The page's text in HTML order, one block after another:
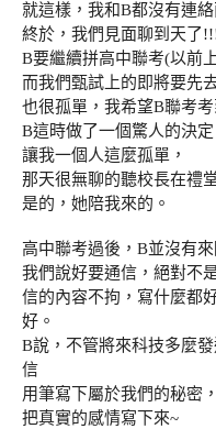
就這樣，我和B都沒有連
終於，我們見面聊到天了
B要繼續拼高中聯考(以前
而我們甄試上的即將要先
也很孤單，我希望B聯考
B這時做了一個驚人的決
讓我一個人這麼孤單，
那天很無聊的聽校長在禮
是的，她陪我來的。
高中聯考過後，B並沒有
我們說好要通信，絕對不
信的內容不拘，寫什麼都
好。
B說，不管將來科技多麼
信
用筆寫下屬於我們的秘密
把真實的感情寫下來~